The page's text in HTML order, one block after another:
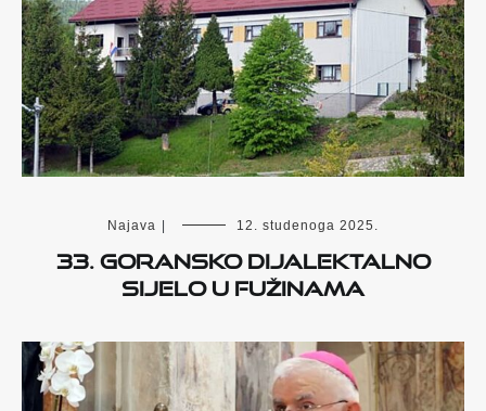
Najava 12. studenoga 2025.
33. Goransko dijalektalno
sijelo u Fužinama